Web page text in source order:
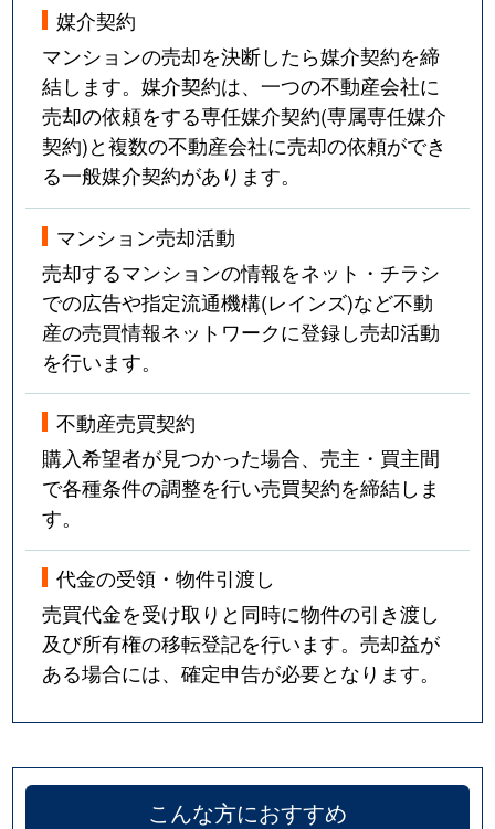
媒介契約
マンションの売却を決断したら媒介契約を締
結します。媒介契約は、一つの不動産会社に
売却の依頼をする専任媒介契約(専属専任媒介
契約)と複数の不動産会社に売却の依頼ができ
る一般媒介契約があります。
マンション売却活動
売却するマンションの情報をネット・チラシ
での広告や指定流通機構(レインズ)など不動
産の売買情報ネットワークに登録し売却活動
を行います。
不動産売買契約
購入希望者が見つかった場合、売主・買主間
で各種条件の調整を行い売買契約を締結しま
す。
代金の受領・物件引渡し
売買代金を受け取りと同時に物件の引き渡し
及び所有権の移転登記を行います。売却益が
ある場合には、確定申告が必要となります。
こんな方におすすめ